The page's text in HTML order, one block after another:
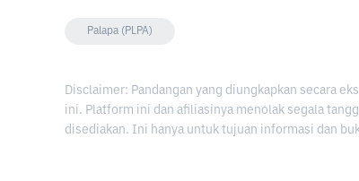
Palapa (PLPA)
Disclaimer: Pandangan yang diungkapkan secara
ini. Platform ini dan afiliasinya menolak segala
disediakan. Ini hanya untuk tujuan informasi dan